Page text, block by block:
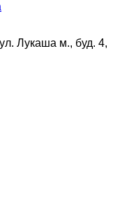
Лукаша м., буд. 4,